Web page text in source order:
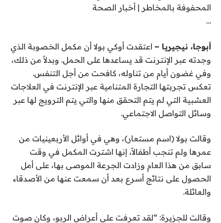
المحفوفة بالمخاطر | أخبار الصحة
…
أبوجا، نيجيريا – اعتقدت أوكي بولا أن مكمل الخصوبة الذي
وجدته عبر الإنترنت قد يساعدها على الحمل. وبدلاً من ذلك،
وفي غضون أيام من تناوله، كافحت من أجل التنفس.
تعكس تجربتها التجارة المتنامية عبر الإنترنت في العلاجات
العشبية التي لم يتم التحقق منها والتي يتم الترويج لها عبر
وسائل التواصل الاجتماعي.
وقالت بولا (اسم مستعار)، وهي في أوائل الأربعينيات من
عمرها ولم تنجب أطفالاً، إنها اشترت المكمل في وقت
سابق من هذا العام وزادت الجرعة الموصى بها، على أمل
الحصول على نتائج أسرع بعد أن سمعت عنها من الأصدقاء
والعائلة.
وقالت للجزيرة: “لقد تعرفت على أعراض الربو، وكان صوت